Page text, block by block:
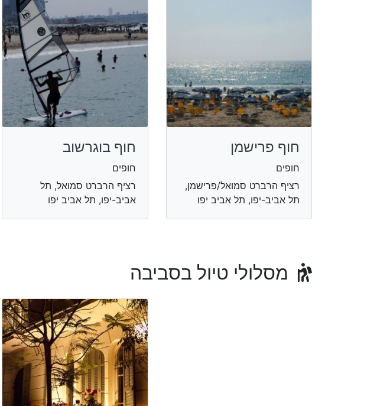
חוף פרישמן
חופים
רציף הרברט סמואל/פרישמן,
תל אביב-יפו, תל אביב יפו
חוף בוגרשוב
חופים
רציף הרברט סמואל, תל
אביב-יפו, תל אביב יפו
מסלולי טיול בסביבה